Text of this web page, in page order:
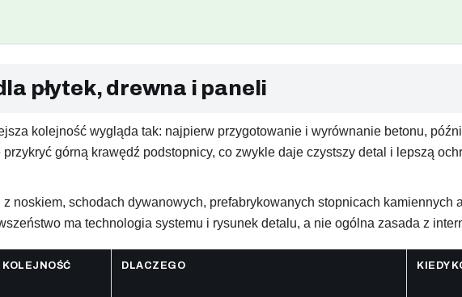
płytek, drewna i paneli
kolejność wygląda tak: najpierw przygotowanie i wyrównanie betonu,
górną krawędź podstopnicy, co zwykle daje czystszy detal i lepszą
noskiem, schodach dywanowych, prefabrykowanych stopnicach kamiennych
ma technologia systemu i rysunek detalu, a nie ogólna zasada z
DLACZEGO KIEDY